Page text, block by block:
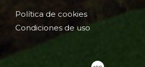
Política de cookies
Condiciones de uso